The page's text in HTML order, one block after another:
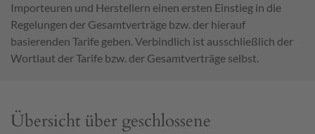
Importeuren und Herstellern einen ersten Einstieg in die
Regelungen der Gesamtverträge bzw. der hierauf
basierenden Tarife geben. Verbindlich ist ausschließlich der
Wortlaut der Tarife bzw. der Gesamtverträge selbst.
Übersicht über geschlossene